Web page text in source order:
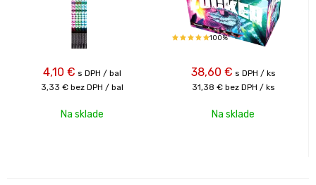
4,10 € s DPH / bal
3,33 € bez DPH / bal
Na sklade
100%
38,60 € s DPH / ks
31,38 € bez DPH / ks
Na sklade